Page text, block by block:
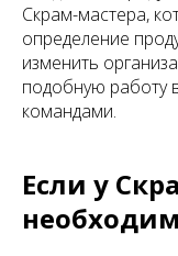
Скрам-мастера,
определение
изменить
подобную работу
командами.
Если у